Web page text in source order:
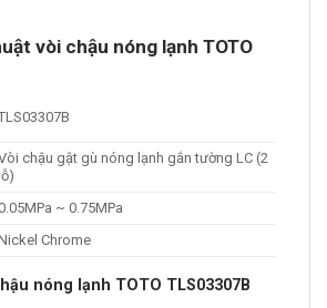
vòi chậu nóng lạnh TOTO
chậu gật gù nóng lạnh gắn tường LC (2
lỗ)
~ 0.75MPa
Chrome
nóng lạnh TOTO TLS03307B